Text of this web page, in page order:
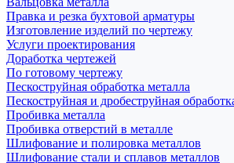
Правка и резка бухтовой арматуры
Изготовление изделий по чертежу
Услуги проектирования
Доработка чертежей
По готовому чертежу
Пескоструйная обработка металла
Пескоструйная и дробеструйная
Пробивка металла
Пробивка отверстий в металле
Шлифование и полировка металлов
Шлифование стали и сплавов металлов